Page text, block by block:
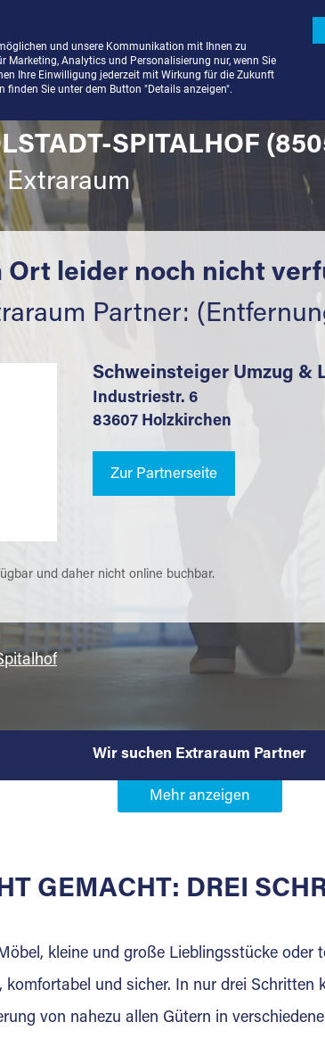
SPITALHOF
Ort leider noch nicht
Partner:
Schweinsteiger Umzug &
Industriestr. 6
83607 Holzkirchen
Zur Partnerseite
und daher nicht online buchbar.
Wir suchen Extraraum Partner
Partner in
für die Einlagerung von Umzugsgut
GEMACHT: DREI
kleine und große Lieblingsstücke
und sicher. In nur drei Schritten
von nahezu allen Gütern in
und unsere Kommunikation mit Ihnen zu
Marketing, Analytics und Personalisierung nur, wenn Sie
Ihre Einwilligung jederzeit mit Wirkung für die Zukunft
Sie unter dem Button "Details anzeigen".